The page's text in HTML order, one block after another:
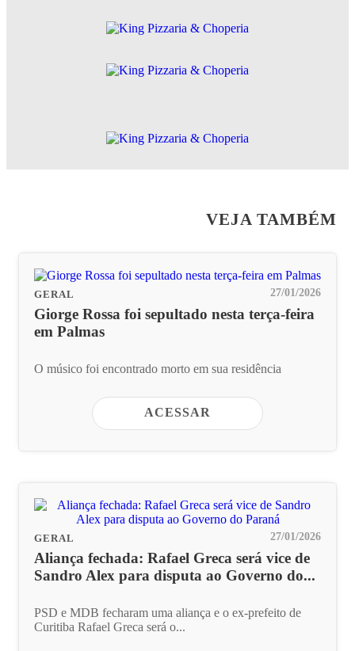
VEJA TAMBÉM
GERAL 27/01/2026
Giorge Rossa foi sepultado nesta terça-feira
em Palmas
O músico foi encontrado morto em sua residência
ACESSAR
GERAL 27/01/2026
Aliança fechada: Rafael Greca será vice de
Sandro Alex para disputa ao Governo do...
PSD e MDB fecharam uma aliança e o ex-prefeito de
Curitiba Rafael Greca será o...